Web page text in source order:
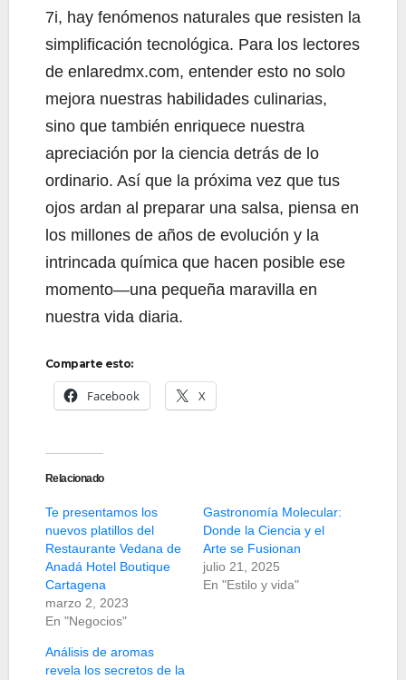
7i, hay fenómenos naturales que resisten la
simplificación tecnológica. Para los lectores
de enlaredmx.com, entender esto no solo
mejora nuestras habilidades culinarias,
sino que también enriquece nuestra
apreciación por la ciencia detrás de lo
ordinario. Así que la próxima vez que tus
ojos ardan al preparar una salsa, piensa en
los millones de años de evolución y la
intrincada química que hacen posible ese
momento—una pequeña maravilla en
nuestra vida diaria.
Comparte esto:
Facebook X
Relacionado
Te presentamos los
nuevos platillos del
Restaurante Vedana de
Anadá Hotel Boutique
Cartagena
marzo 2, 2023
En "Negocios"
Gastronomía Molecular:
Donde la Ciencia y el
Arte se Fusionan
julio 21, 2025
En "Estilo y vida"
Análisis de aromas
revela los secretos de la